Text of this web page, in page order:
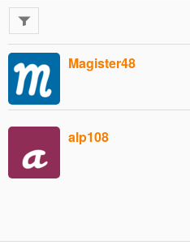
Magister48
alp108